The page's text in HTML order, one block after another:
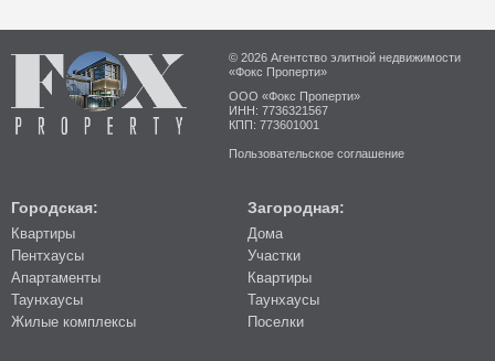
© 2026 Агентство элитной недвижимости
«Фокс Проперти»
ООО «Фокс Проперти»
ИНН: 7736321567
КПП: 773601001
Пользовательское соглашение
Городская:
Квартиры
Пентхаусы
Апартаменты
Таунхаусы
Жилые комплексы
Загородная:
Дома
Участки
Квартиры
Таунхаусы
Поселки